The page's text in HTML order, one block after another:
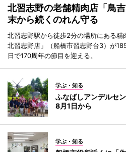
北習志野の老舗精肉店「鳥
末から続くのれん守る
北習志野駅から徒歩2分の場所にある精
北習志野店」（船橋市習志野台3）が
日で170周年の節目を迎える。
学ぶ・知る
ふなばしアンデルセ
8月1日から
学ぶ・知る